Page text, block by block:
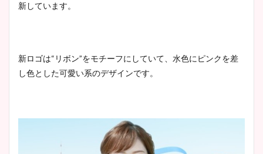
調査！
まとめ！足も美脚でカップも
新しています。
新ロゴは“リボン”をモチーフにしていて、水色にピンクを差
し色とした可愛い系のデザインです。